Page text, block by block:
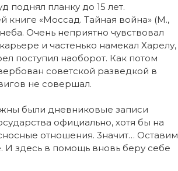
поднял планку до 15 лет.
«Моссад. Тайная война» (М.,
Очень неприятно чувствовал
и частенько намекал Харелу,
поступил наоборот. Как потом
советской разведкой в
не совершал.
были дневниковые записи
официально, хотя бы на
отношения. 3начит… Оставим
И здесь в помощь вновь беру себе